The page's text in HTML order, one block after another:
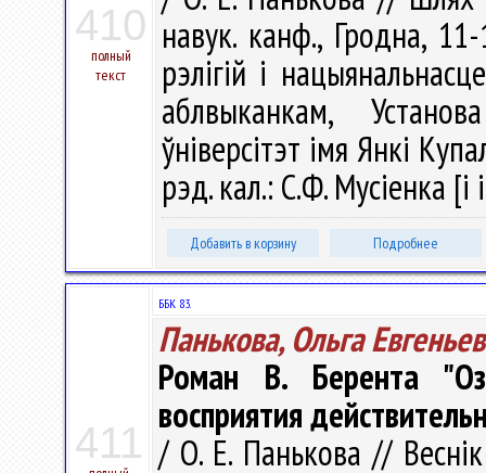
410
полный
текст
навук. канф., Гродна,
рэлігій і
аблвыканкам,
ўніверсітэт імя Янкі
рэд. кал.: С.Ф. Мусіенка
Добавить в корзину Подробнее
411
ББК 83.
Панькова, Ольга
Роман В. Берента
восприятия
/ О. Е. Панькова // Веснік